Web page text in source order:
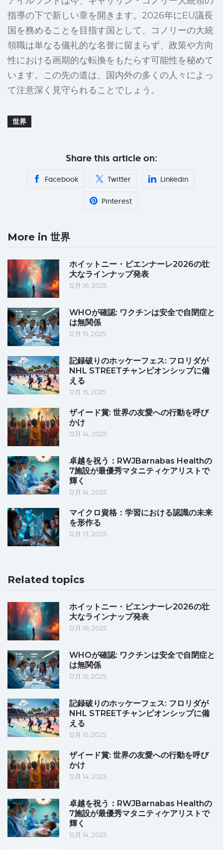
指導の下で新しい章を開きます。2026年にEU議長
国を務めることを目指す国として、コノリーの大統
領職は単なる儀礼的な名誉に留まらず、政策や方向
性における画期的な転換をもたらす可能性を秘めて
います。この先の道は、国内外の多くの人々によっ
て注意深く見守られることでしょう。
世界
Share this article on:
Facebook Twitter Linkedin
Pinterest
More in 世界
ホイットニー・ビエンナーレ2026の壮
大なラインナップ発表
12月 16, 2025
WHOが確認: ワクチンは安全で自閉症と
は無関係
12月 15, 2025
記録破りのホッケーフェス: フロリダが
NHL STREETチャンピオンシップに備
える
12月 15, 2025
ザイード賞: 世界の友愛への行動を呼び
かけ
12月 14, 2025
卓越を祝う：RWJBarnabas Healthの
7施設が最優秀マタニティケアリストで
輝く
12月 14, 2025
マイクロ資格：学習における認識の未来
を形作る
12月 13, 2025
Related topics
ホイットニー・ビエンナーレ2026の壮
大なラインナップ発表
12月 16, 2025
WHOが確認: ワクチンは安全で自閉症と
は無関係
12月 15, 2025
記録破りのホッケーフェス: フロリダが
NHL STREETチャンピオンシップに備
える
12月 15, 2025
ザイード賞: 世界の友愛への行動を呼び
かけ
12月 14, 2025
卓越を祝う：RWJBarnabas Healthの
7施設が最優秀マタニティケアリストで
輝く
12月 14, 2025